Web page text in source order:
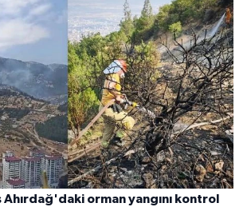
Ahırdağ'daki orman yangını kontrol